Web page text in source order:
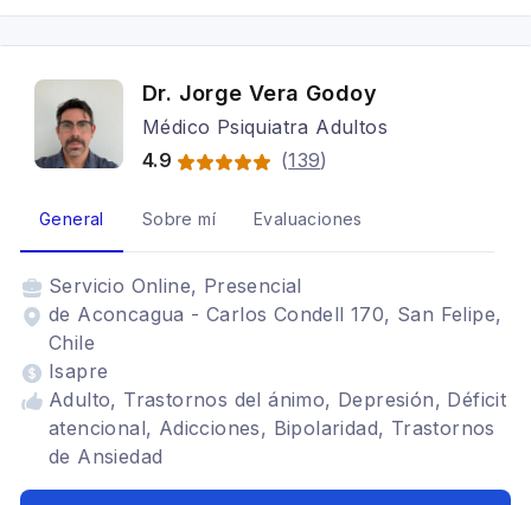
Dr. Jorge Vera Godoy
Médico Psiquiatra Adultos
4.9
(139)
General Sobre mí Evaluaciones
Servicio Online, Presencial
de Aconcagua - Carlos Condell 170, San Felipe,
Chile
Isapre
Adulto, Trastornos del ánimo, Depresión, Déficit
atencional, Adicciones, Bipolaridad, Trastornos
de Ansiedad